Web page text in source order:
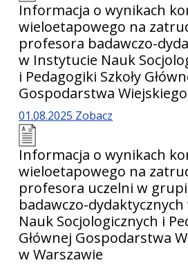
Informacja o wynikach
wieloetapowego na
profesora badawczo-
w Instytucie Nauk
i Pedagogiki Szkoły
Gospodarstwa
01.08.2025 Zobacz
Informacja o wynikach
wieloetapowego na
profesora uczelni w
badawczo-
Nauk Socjologicznych i
Głównej Gospodarstwa
w Warszawie